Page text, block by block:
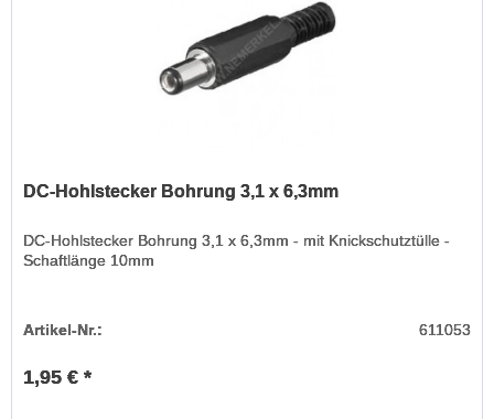
DC-Hohlstecker Bohrung 3,1 x 6,3mm
DC-Hohlstecker Bohrung 3,1 x 6,3mm - mit Knickschutztülle -
Schaftlänge 10mm
Artikel-Nr.: 611053
1,95 € *